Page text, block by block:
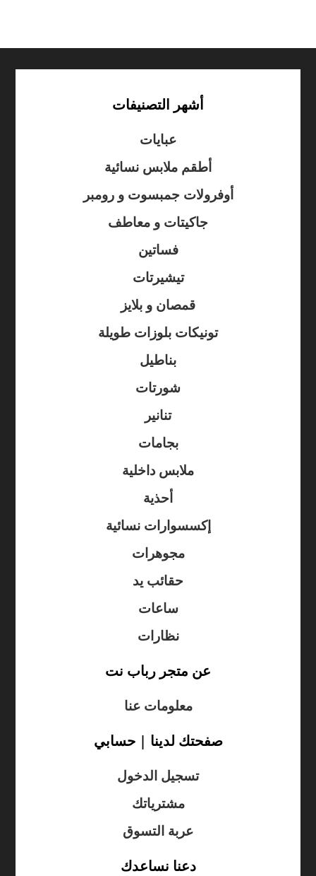
أشهر التصنيفات
عبايات
أطقم ملابس نسائية
أوفرولات جمبسوت و رومبر
جاكيتات و معاطف
فساتين
تيشيرتات
قمصان و بلايز
تونيكات بلوزات طويلة
بناطيل
شورتات
تنانير
بجامات
ملابس داخلية
أحذية
إكسسوارات نسائية
مجوهرات
حقائب يد
ساعات
نظارات
عن متجر رباب نت
معلومات عنا
صفحتك لدينا | حسابي
تسجيل الدخول
مشترياتك
عربة التسوق
دعنا نساعدك